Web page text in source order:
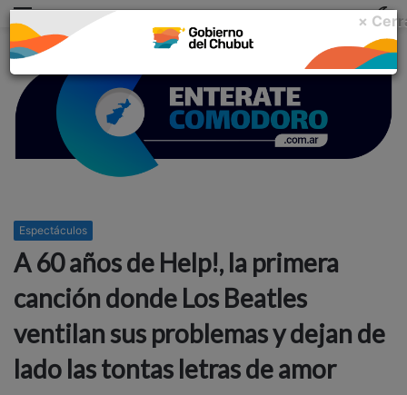
Menu
Espectáculos
A 60 años de Help!, la primera
canción donde Los Beatles
ventilan sus problemas y dejan de
lado las tontas letras de amor
×